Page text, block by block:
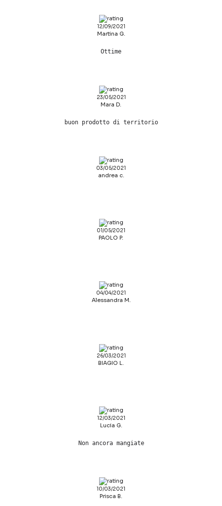
12/09/2021
Martina G.
Ottime
23/05/2021
Mara D.
buon prodotto di territorio
03/05/2021
andrea c.
01/05/2021
PAOLO P.
04/04/2021
Alessandra M.
26/03/2021
BIAGIO L.
12/03/2021
Lucia G.
Non ancora mangiate
10/03/2021
Prisca B.